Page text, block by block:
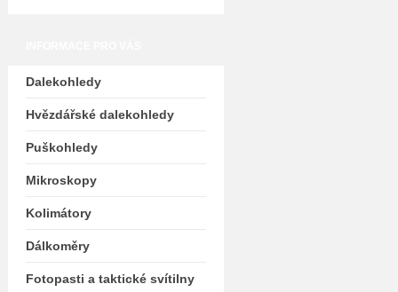
Dalekohledy
Hvězdářské dalekohledy
Puškohledy
Mikroskopy
Kolimátory
Dálkoměry
Fotopasti a taktické svítilny